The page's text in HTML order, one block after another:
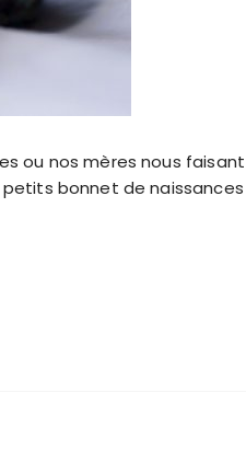
ou nos mères nous faisant
bonnet de naissances